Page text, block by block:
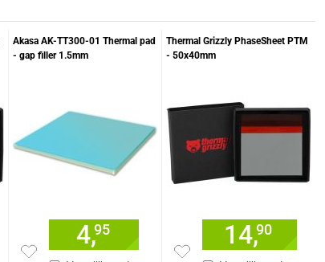
Akasa AK-TT300-01 Thermal pad
- gap filler 1.5mm
4,95
Thermal Grizzly PhaseSheet PTM
- 50x40mm
14,90